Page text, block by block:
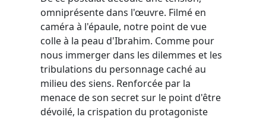
omniprésente dans l'œuvre. Filmé en
caméra à l'épaule, notre point de vue
colle à la peau d'Ibrahim. Comme pour
nous immerger dans les dilemmes et les
tribulations du personnage caché au
milieu des siens. Renforcée par la
menace de son secret sur le point d'être
dévoilé, la crispation du protagoniste